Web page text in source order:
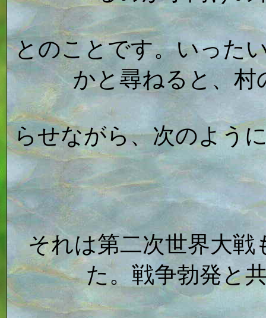
とのことです。いった
かと尋ねると、村
らせながら、次のよう
それは第二次世界大
た。戦争勃発と